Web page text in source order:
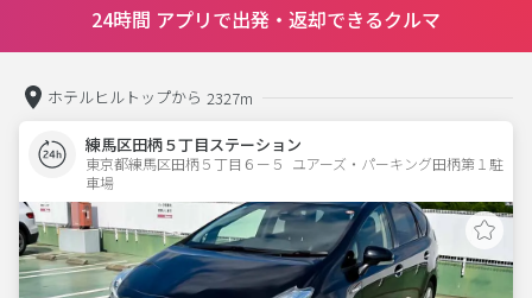
24時間 アプリで出発・返却できるクルマ
ホテルヒルトップから 2327m
練馬区田柄５丁目ステーション
東京都練馬区田柄５丁目６ー５  ユアーズ・パーキング田柄第１駐
車場